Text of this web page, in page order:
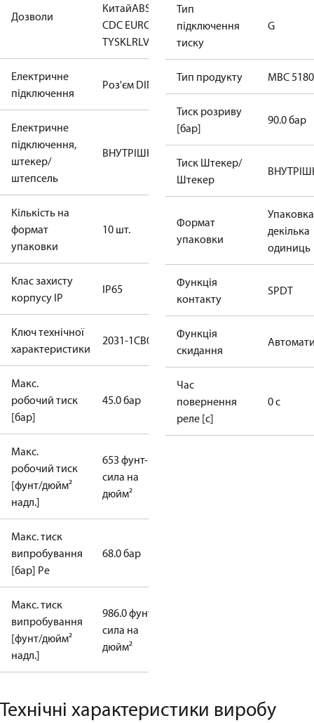
Дозволи
КитайABS CCSCE
CDC EURO-
TYSKLRLVD NKKRINARoHS
Електричне
підключення
Роз'єм DIN
Електричне
підключення,
штекер/
штепсель
ВНУТРІШН.
Кількість на
формат
упаковки
10 шт.
Клас захисту
корпусу IP
IP65
Ключ технічної
характеристики
2031-1CB04
Макс.
робочий тиск
[бар]
45.0 бар
Макс.
робочий тиск
[фунт/дюйм²
надл.]
653 фунт-
сила на
дюйм²
Макс. тиск
випробування
[бар] Ре
68.0 бар
Макс. тиск
випробування
[фунт/дюйм²
надл.]
986.0 фунт-
сила на
дюйм²
Тип
підключення
тиску
G
Тип продукту MBC 5180
Тиск розриву
[бар]
90.0 бар
Тиск Штекер/
Штекер
Формат
упаковки
декілька
одиниць
Функція
контакту
SPDT
Функція
скидання
Час
повернення
реле [с]
0 с
Технічні характеристики виробу